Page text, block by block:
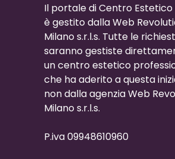
Il portale di Centro Estetico
è gestito dalla Web
Milano s.r.l.s. Tutte le
saranno gestiste
un centro estetico
che ha aderito a questa
non dalla agenzia Web
Milano s.r.l.s.
P.iva 09948610960